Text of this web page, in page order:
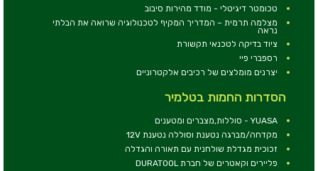
טכומטר דיגיטלי - מודד מהירות סיבוב
מצלמה תרמית – המדריך המקיף לטכנולוגיה שרואה את הבלתי
נראה
ציוד בדיקה לטכנאי תקשורת
רספברי פיי
יצרנים מומלצים של רכיבים אלקטרוניים
הסדרות החמות בטלמיר
YUASA - סוללות,מצברים ומטענים
מקדחה/מברגה נטענת וסוללה נטענת 12V
זכוכית מגדלת שולחנית עם תאורה והגדלה
פליירים וקאטרים של חברת DURATOOL